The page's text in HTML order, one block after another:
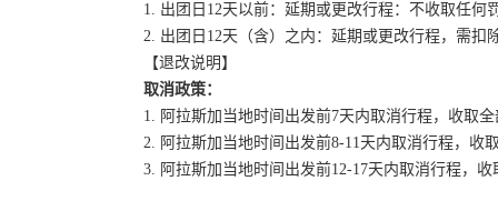
1. 出团日12天以前：延期或更改行程：不收取任何
2. 出团日12天（含）之内：延期或更改行程，需
【退改说明】
取消政策：
1. 阿拉斯加当地时间出发前7天内取消行程，收取
2. 阿拉斯加当地时间出发前8-11天内取消行程，收
3. 阿拉斯加当地时间出发前12-17天内取消行程，收